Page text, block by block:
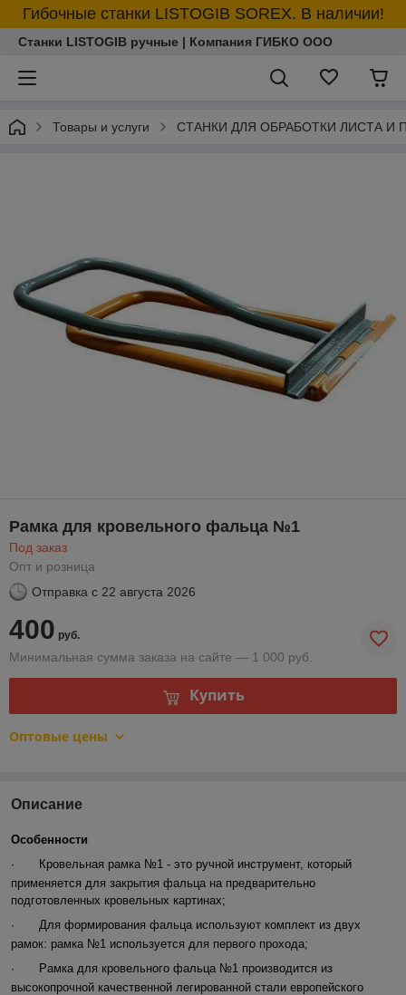
Гибочные станки LISTOGIB SOREX. В наличии!
Станки LISTOGIB ручные | Компания ГИБКО ООО
Товары и услуги СТАНКИ ДЛЯ ОБРАБОТКИ ЛИСТА И
Рамка для кровельного фальца №1
Под заказ
Опт и розница
Отправка с 22 августа 2026
400 руб.
Минимальная сумма заказа на сайте — 1 000 руб.
Купить
Оптовые цены
Описание
Особенности
·
Кровельная рамка №1 - это ручной инструмент, который
применяется для закрытия фальца на предварительно
подготовленных кровельных картинах;
·
Для формирования фальца используют комплект из двух
рамок: рамка №1 используется для первого прохода;
·
Рамка для кровельного фальца №1 производится из
высокопрочной качественной легированной стали европейского